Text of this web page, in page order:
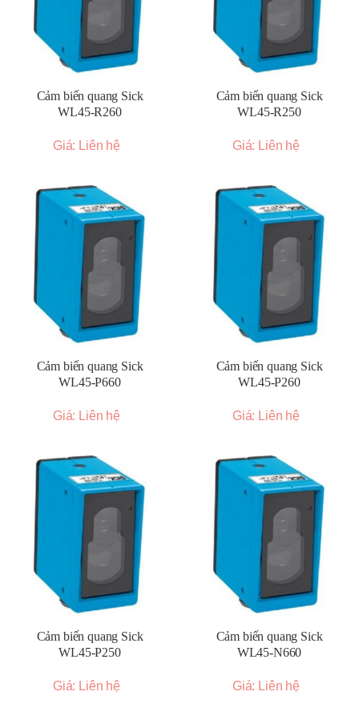
Cảm biến quang Sick
WL45-R260
Giá: Liên hệ
Cảm biến quang Sick
WL45-R250
Giá: Liên hệ
Cảm biến quang Sick
WL45-P660
Giá: Liên hệ
Cảm biến quang Sick
WL45-P260
Giá: Liên hệ
Cảm biến quang Sick
WL45-P250
Giá: Liên hệ
Cảm biến quang Sick
WL45-N660
Giá: Liên hệ